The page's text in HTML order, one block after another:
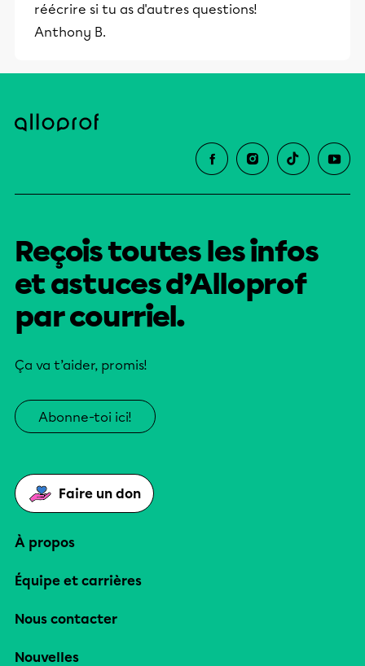
réécrire si tu as d'autres questions!
Anthony B.
Reçois toutes les infos
et astuces d’Alloprof
par courriel.
Ça va t’aider, promis!
Abonne-toi ici!
Faire un don
À propos
Équipe et carrières
Nous contacter
Nouvelles